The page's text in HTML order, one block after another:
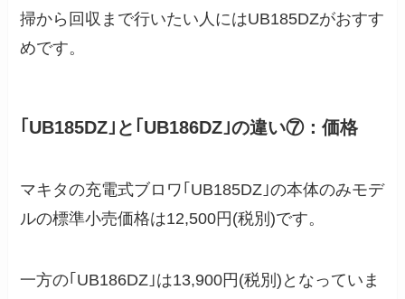
掃から回収まで行いたい人にはUB185DZがおすす
めです。
｢UB185DZ｣と｢UB186DZ｣の違い⑦：価格
マキタの充電式ブロワ｢UB185DZ｣の本体のみモデ
ルの標準小売価格は12,500円(税別)です。
一方の｢UB186DZ｣は13,900円(税別)となっていま